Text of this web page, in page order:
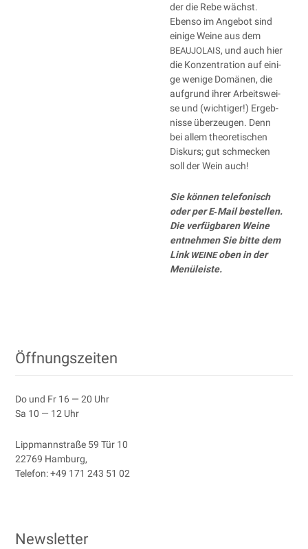
der die Rebe wächst.
Eben­so im Ange­bot sind
eini­ge Wei­ne aus dem
BEAUJOLAIS, und auch hier
die Kon­zen­tra­ti­on auf eini­
ge weni­ge Domä­nen, die
auf­grund ihrer Arbeits­wei­
se und (wich­ti­ger!) Ergeb­
nis­se über­zeu­gen. Denn
bei allem theo­re­ti­schen
Dis­kurs; gut schme­cken
soll der Wein auch!
Sie kön­nen tele­fo­nisch
oder per E‑Mail bestel­len.
Die ver­füg­ba­ren Wei­ne
ent­neh­men Sie bit­te dem
Link WEINEoben in der
Menüleiste.
Öffnungszeiten
Do und Fr 16 — 20 Uhr
Sa 10 — 12 Uhr
Lipp­mannstraße 59 Tür 10
22769 Ham­burg,
Tele­fon:+49 171 243 51 02
Newsletter